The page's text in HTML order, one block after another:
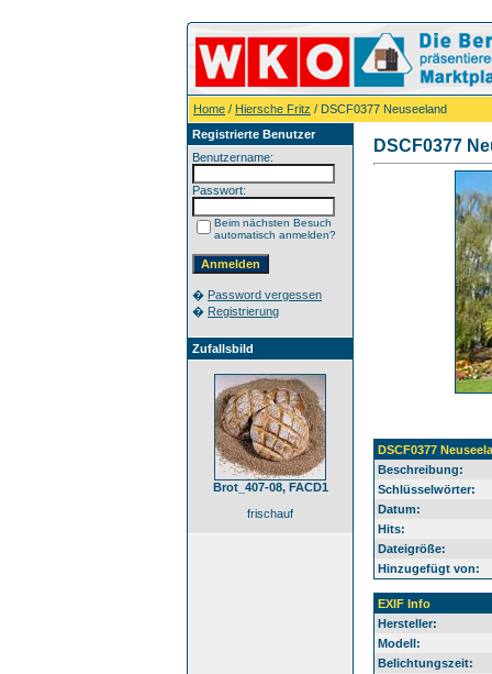
Home / Hiersche Fritz / DSCF0377 Neuseeland
Registrierte Benutzer
Benutzername:
Passwort:
Beim nächsten Besuch
automatisch anmelden?
� Password vergessen
� Registrierung
Zufallsbild
Brot_407-08, FACD1
frischauf
DSCF0377
DSCF0377
Beschreibung:
Schlüsselwörter:
Datum:
Hits:
Dateigröße:
Hinzugefügt von:
EXIF Info
Hersteller:
Modell:
Belichtungszeit: